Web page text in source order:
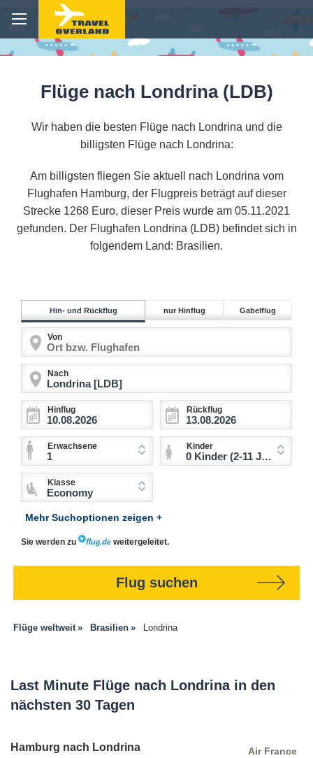
Flüge nach Londrina (LDB)
Wir haben die besten Flüge nach Londrina und die
billigsten Flüge nach Londrina:
Am billigsten fliegen Sie aktuell nach Londrina vom
Flughafen Hamburg, der Flugpreis beträgt auf dieser
Strecke 1268 Euro, dieser Preis wurde am 05.11.2021
gefunden. Der Flughafen Londrina (LDB) befindet sich in
folgendem Land: Brasilien.
Hin- und Rückflug nur Hinflug Gabelflug
Von
Nach
Hinflug Rückflug
Erwachsene
1
Kinder
0 Kinder (2-11 Jahre)
Klasse
Economy
Mehr Suchoptionen zeigen +
Sie werden zu weitergeleitet.
Flug suchen
Flüge weltweit Brasilien Londrina
Last Minute Flüge nach Londrina in den
nächsten 30 Tagen
Hamburg nach Londrina
Air France